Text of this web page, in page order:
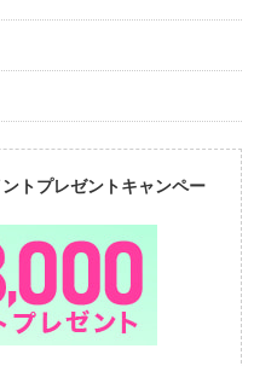
トプレゼントキャンペー